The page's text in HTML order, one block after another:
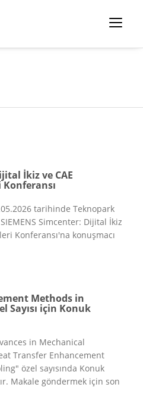
İkiz ve CAE
tarihinde Teknopark
Simcenter: Dijital İkiz
Konferansı'na konuşmacı
Methods in
Sayısı için Konuk
in Mechanical
Transfer Enhancement
özel sayısında Konuk
Makale göndermek için son